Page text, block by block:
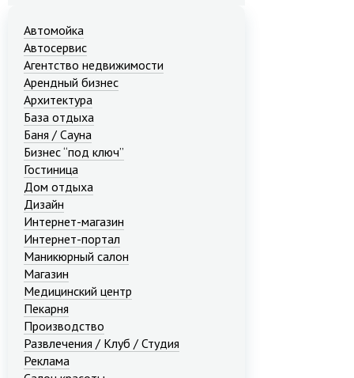
Автомойка
Автосервис
Агентство недвижимости
Арендный бизнес
Архитектура
База отдыха
Баня / Сауна
Бизнес “под ключ”
Гостиница
Дом отдыха
Дизайн
Интернет-магазин
Интернет-портал
Маникюрный салон
Магазин
Медицинский центр
Пекарня
Производство
Развлечения / Клуб / Студия
Реклама